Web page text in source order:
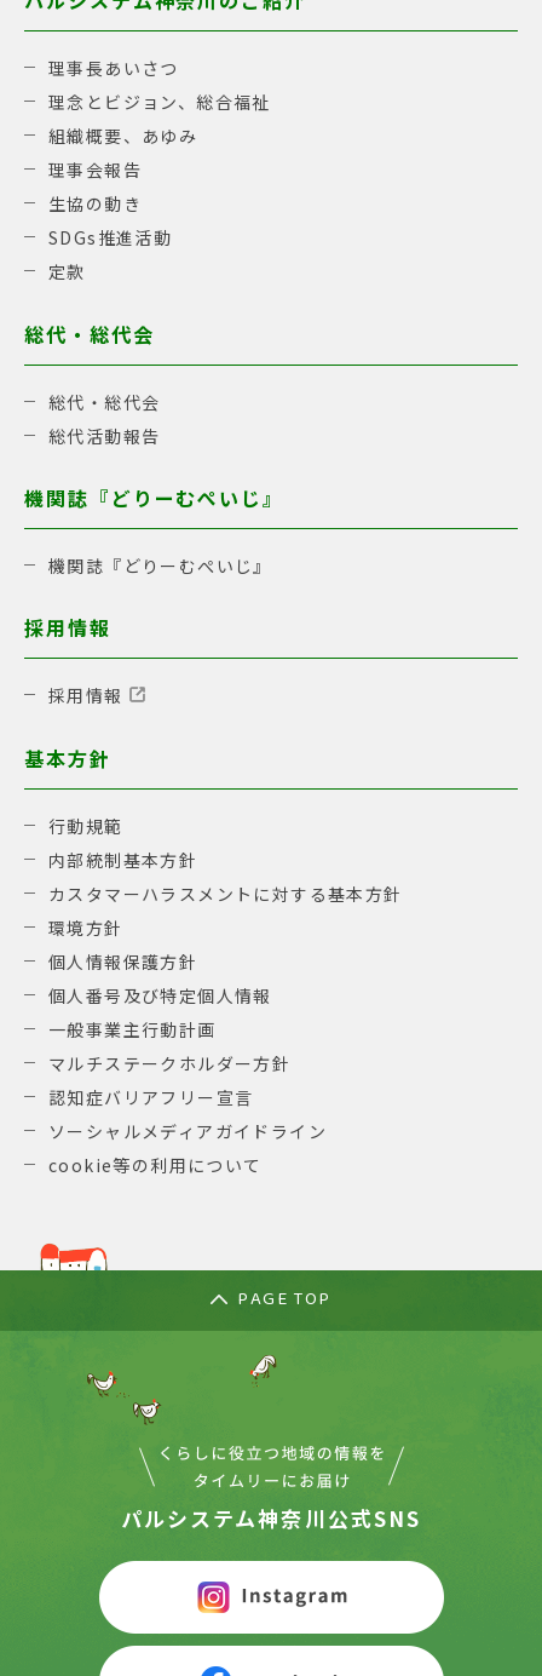
理事長あいさつ
理念とビジョン、総合福祉
組織概要、あゆみ
理事会報告
生協の動き
SDGs推進活動
定款
総代・総代会
総代・総代会
総代活動報告
機関誌『どりーむぺいじ』
機関誌『どりーむぺいじ』
採用情報
採用情報
基本方針
行動規範
内部統制基本方針
カスタマーハラスメントに対する基本方針
環境方針
個人情報保護方針
個人番号及び特定個人情報
一般事業主行動計画
マルチステークホルダー方針
認知症バリアフリー宣言
ソーシャルメディアガイドライン
cookie等の利用について
PAGE TOP
パルシステム神奈川公式SNS